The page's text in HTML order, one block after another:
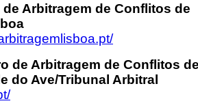
de Arbitragem de Conflitos de
de Arbitragem de Conflitos
do Ave/Tribunal Arbitral